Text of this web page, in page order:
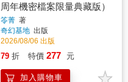
周年機密檔案限量典藏版）
笭菁 著
奇幻基地 出版
2026/08/06 出版
79 折 特價 277 元
加入購物車